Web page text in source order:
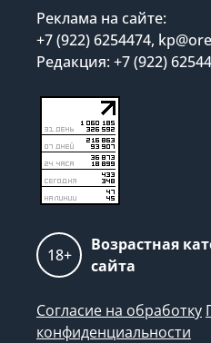
Реклама на сайте:
+7 (922) 6254474,
Редакция: +7 (922)
18+
Возрастная
сайта
Согласие на обработку
конфиденциальности